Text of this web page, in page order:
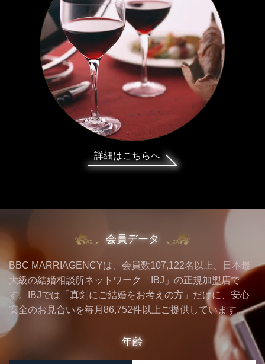
詳細はこちらへ
会員データ
BBC MARRIAGENCYは、会員数107,122名以上、日本最
大級の結婚相談所ネットワーク「IBJ」の正規加盟店で
す。IBJでは「真剣にご結婚をお考えの方」だけに、安心
安全のお見合いを毎月86,752件以上ご提供しています。
年齢